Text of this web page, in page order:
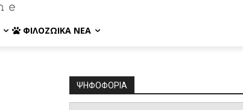
ΦΙΛΟΖΩΙΚΆ ΝΈΑ
ΨΗΦΟΦΟΡΙΑ